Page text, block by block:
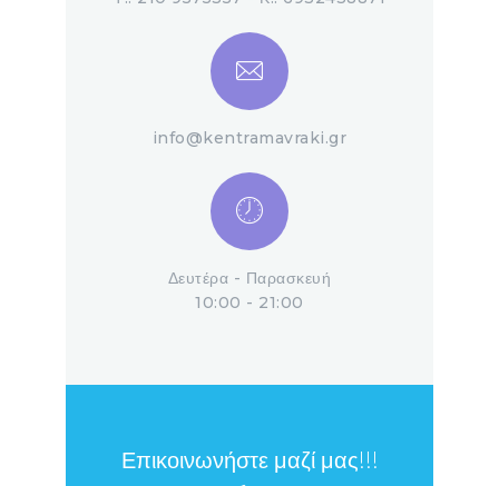
info@kentramavraki.gr
Δευτέρα - Παρασκευή
10:00 - 21:00
Επικοινωνήστε μαζί μας!!!